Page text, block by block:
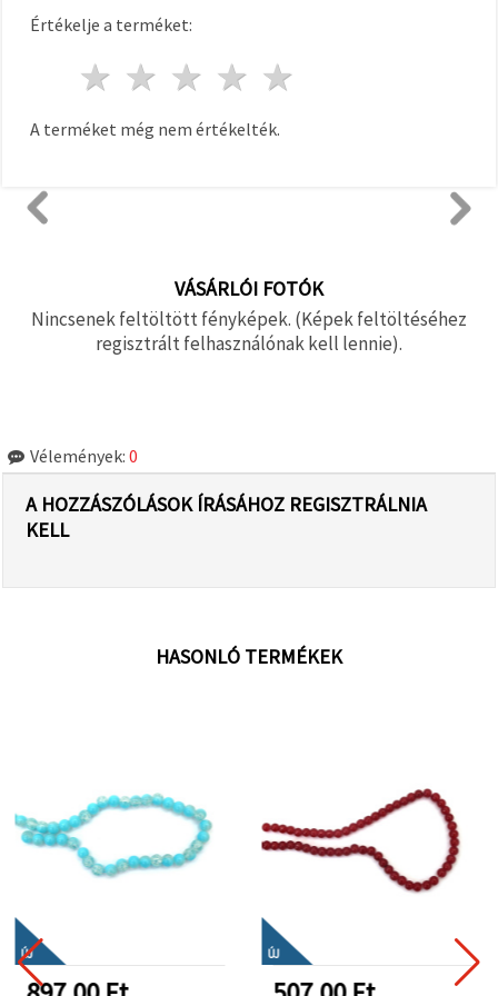
Értékelje a terméket:
4 csillagok
3 csillagok
2 csillagok
1 csillag
A terméket még nem értékelték.
VÁSÁRLÓI FOTÓK
Nincsenek feltöltött fényképek. (Képek feltöltéséhez
regisztrált felhasználónak kell lennie).
Vélemények: 0
A HOZZÁSZÓLÁSOK ÍRÁSÁHOZ REGISZTRÁLNIA
KELL
HASONLÓ TERMÉKEK
ÚJ ÚJ